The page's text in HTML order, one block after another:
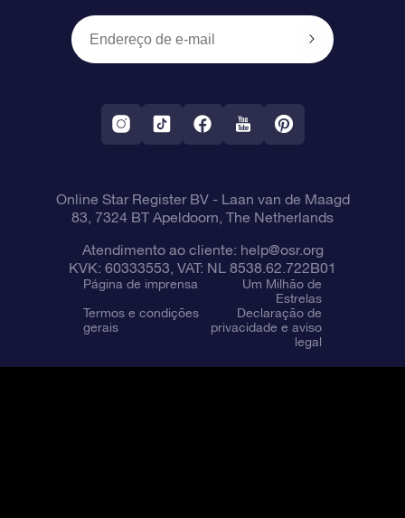
Um Milhão de Estrelas
OSR Starsaver
Aplicativo RV Fly me to the stars
Política de devolução
Constelações
Online Star Register BV- Laan van de Maagd
83, 7324 BT Apeldoorn, The Netherlands
Atendimento ao cliente: help@osr.org
KVK: 60333553, VAT: NL 8538.62.722B01
Página de imprensa
Um Milhão de
Estrelas
Termos e condições
gerais
Declaração de
privacidade e aviso
legal